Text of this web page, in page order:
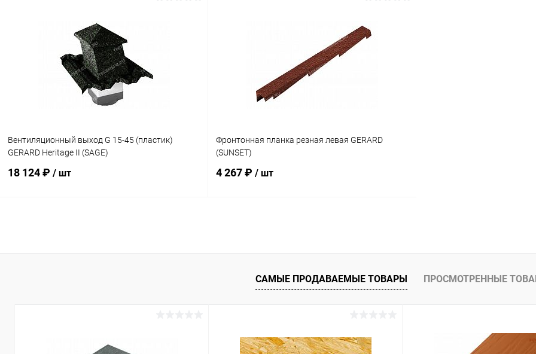
В избранное Под заказ
Сравнение
Вентиляционный выход G 15-45 (пластик)
GERARD Heritage II (SAGE)
18 124 ₽ / шт
Купить в 1 клик Сравнение
Фронтонная планка резная левая GERARD
(SUNSET)
4 267 ₽ / шт
Купить в 1 клик Сравнение
В избранное Под заказ
САМЫЕ ПРОДАВАЕМЫЕ ТОВАРЫ ПРОСМОТРЕННЫЕ